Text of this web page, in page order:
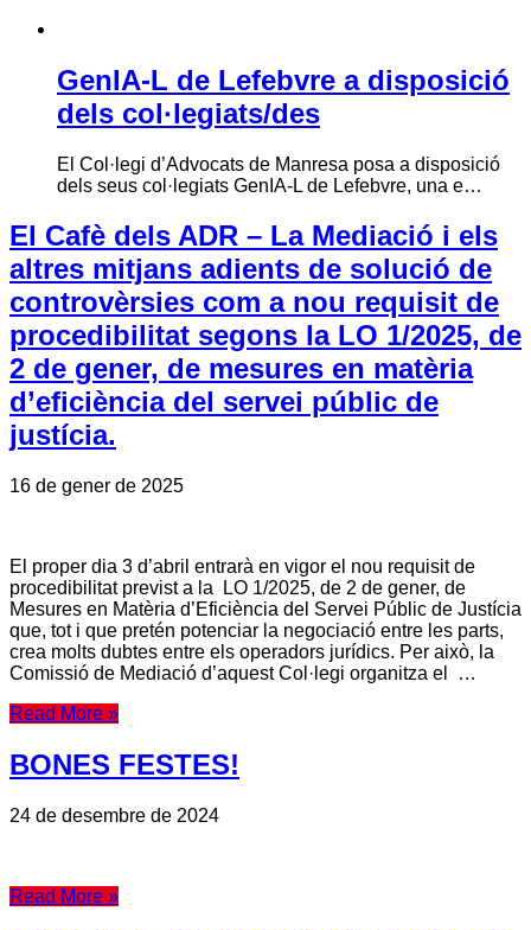
GenIA-L de Lefebvre a disposició
dels col·legiats/des
El Col·legi d’Advocats de Manresa posa a disposició
dels seus col·legiats GenIA-L de Lefebvre, una e…
El Cafè dels ADR – La Mediació i els
altres mitjans adients de solució de
controvèrsies com a nou requisit de
procedibilitat segons la LO 1/2025, de
2 de gener, de mesures en matèria
d’eficiència del servei públic de
justícia.
16 de gener de 2025
El proper dia 3 d’abril entrarà en vigor el nou requisit de
procedibilitat previst a la LO 1/2025, de 2 de gener, de
Mesures en Matèria d’Eficiència del Servei Públic de Justícia
que, tot i que pretén potenciar la negociació entre les parts,
crea molts dubtes entre els operadors jurídics. Per això, la
Comissió de Mediació d’aquest Col·legi organitza el …
Read More »
BONES FESTES!
24 de desembre de 2024
Read More »